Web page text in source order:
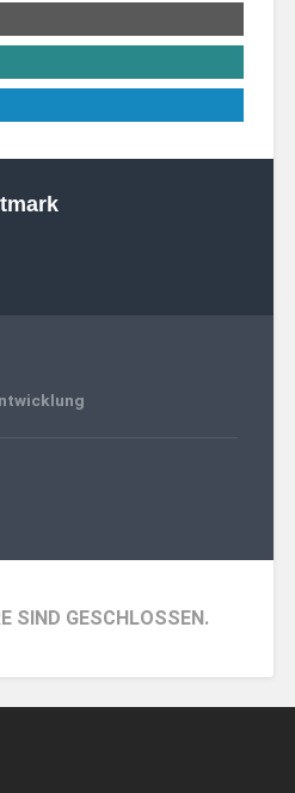
SIND GESCHLOSSEN.